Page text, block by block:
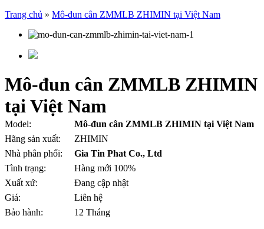
Trang chủ » Mô-đun cân ZMMLB ZHIMIN tại Việt Nam
Mô-đun cân ZMMLB ZHIMIN
tại Việt Nam
Model:
Mô-đun cân ZMMLB ZHIMIN tại Việt Nam
Hãng sản xuất:
ZHIMIN
Nhà phân phối:
Gia Tin Phat Co., Ltd
Tình trạng:
Hàng mới 100%
Xuất xứ:
Đang cập nhật
Giá:
Liên hệ
Bảo hành:
12 Tháng